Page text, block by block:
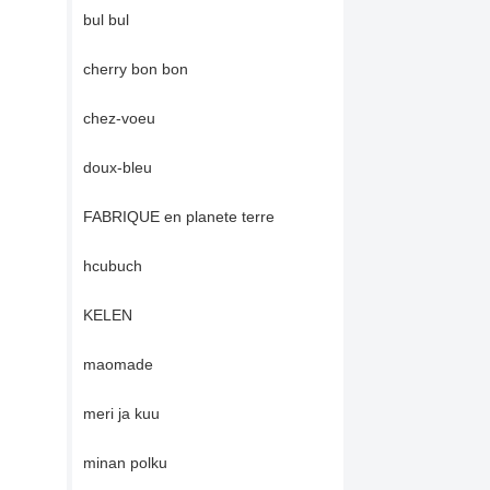
bul bul
cherry bon bon
chez-voeu
doux-bleu
FABRIQUE en planete terre
hcubuch
KELEN
maomade
meri ja kuu
minan polku